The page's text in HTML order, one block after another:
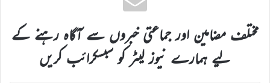
مختلف مضامین اور جماعتی خبروں سے آگاہ رہنے کے
لیے ہمارے نیوز لیٹر کو سبسکرائب کریں